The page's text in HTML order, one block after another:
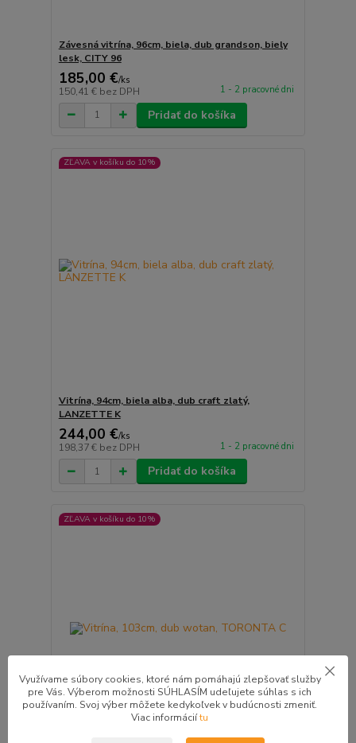
Závesná vitrína, 96cm, biela, dub grandson, biely
lesk, CITY 96
185,00 €/ks
150,41 € bez DPH 1 - 2 pracovné dni
Pridať do košíka
ZĽAVA v košíku do 10%
Vitrína, 94cm, biela alba, dub craft zlatý,
LANZETTE K
244,00 €/ks
198,37 € bez DPH 1 - 2 pracovné dni
Pridať do košíka
ZĽAVA v košíku do 10%
Využívame súbory cookies, ktoré nám pomáhajú zlepšovať služby
pre Vás. Výberom možnosti SÚHLASÍM udeľujete súhlas s ich
používaním. Svoj výber môžete kedykoľvek v budúcnosti zmeniť.
Viac informáciítu